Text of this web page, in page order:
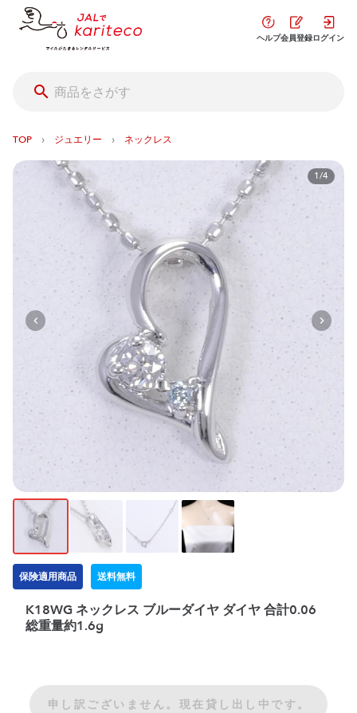
ヘルプ会員登録ログイン
TOP › ジュエリー › ネックレス
1/4
保険適用商品 送料無料
K18WG ネックレス ブルーダイヤ ダイヤ 合計0.06
総重量約1.6g
申し訳ございません。現在貸し出し中です。